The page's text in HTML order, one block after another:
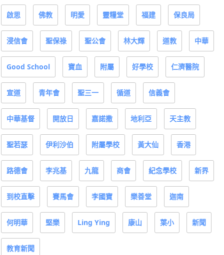
啟思 佛教 明愛 靈糧堂 福建 保良局
浸信會 聖保祿 聖公會 林大輝 道教 中華
Good School 寶血 附屬 好學校 仁濟醫院
宣道 青年會 聖三一 循道 信義會
中華基督 開放日 嘉諾撒 地利亞 天主教
聖若瑟 伊利沙伯 附屬學校 黃大仙 香港
路德會 李兆基 九龍 商會 紀念學校 新界
到校直擊 賽馬會 李國寶 樂善堂 迦南
何明華 堅樂 Ling Ying 康山 葉小 新聞
教育新聞